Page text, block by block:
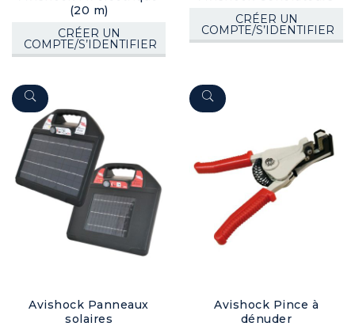
(20 m)
CRÉER UN
COMPTE/S’IDENTIFIER
CRÉER UN
COMPTE/S’IDENTIFIER
Avishock Panneaux
solaires
Avishock Pince à
dénuder